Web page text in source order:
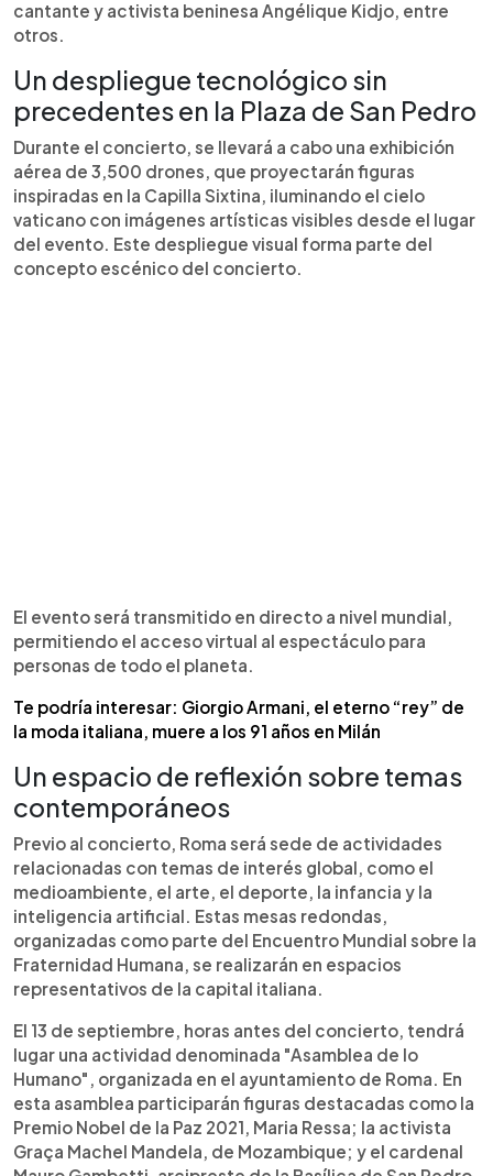
cantante y activista beninesa Angélique Kidjo, entre
otros.
Un despliegue tecnológico sin
precedentes en la Plaza de San Pedro
Durante el concierto, se llevará a cabo una exhibición
aérea de 3,500 drones, que proyectarán figuras
inspiradas en la Capilla Sixtina, iluminando el cielo
vaticano con imágenes artísticas visibles desde el lugar
del evento. Este despliegue visual forma parte del
concepto escénico del concierto.
El evento será transmitido en directo a nivel mundial,
permitiendo el acceso virtual al espectáculo para
personas de todo el planeta.
Te podría interesar: Giorgio Armani, el eterno “rey” de
la moda italiana, muere a los 91 años en Milán
Un espacio de reflexión sobre temas
contemporáneos
Previo al concierto, Roma será sede de actividades
relacionadas con temas de interés global, como el
medioambiente, el arte, el deporte, la infancia y la
inteligencia artificial. Estas mesas redondas,
organizadas como parte del Encuentro Mundial sobre la
Fraternidad Humana, se realizarán en espacios
representativos de la capital italiana.
El 13 de septiembre, horas antes del concierto, tendrá
lugar una actividad denominada "Asamblea de lo
Humano", organizada en el ayuntamiento de Roma. En
esta asamblea participarán figuras destacadas como la
Premio Nobel de la Paz 2021, Maria Ressa; la activista
Graça Machel Mandela, de Mozambique; y el cardenal